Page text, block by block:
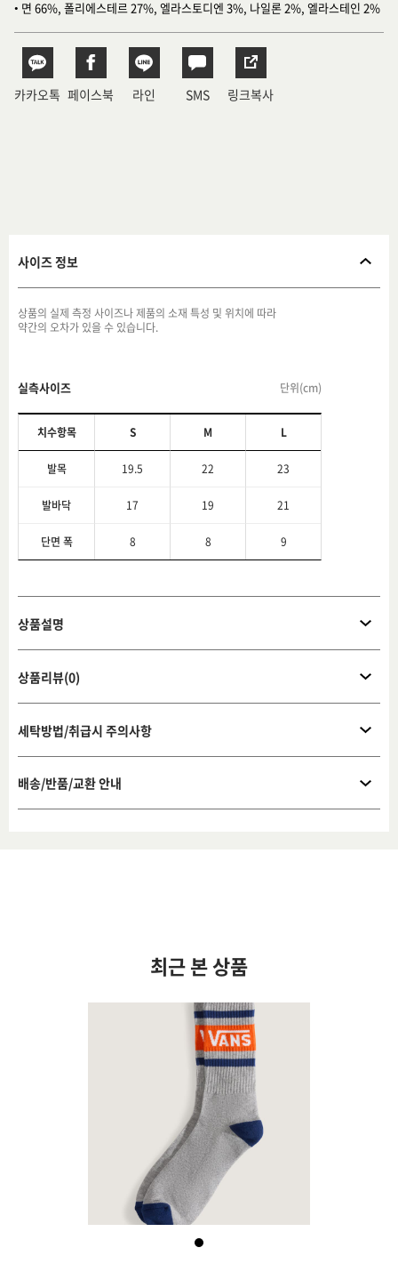
• 면 66%, 폴리에스테르 27%, 엘라스토디엔 3%, 나일론 2%, 엘라스테인 2%
카카오톡 페이스북 라인 SMS 링크복사
사이즈 정보
상품의 실제 측정 사이즈나 제품의 소재 특성 및 위치에 따라
약간의 오차가 있을 수 있습니다.
실측사이즈 단위(cm)
치수항목 S M L
발목 19.5 22 23
발바닥 17 19 21
단면 폭 8 8 9
상품설명
상품리뷰(0)
세탁방법/취급시 주의사항
배송/반품/교환 안내
최근 본 상품